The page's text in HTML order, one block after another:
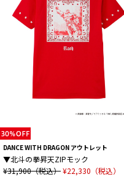
DANCE WITH DRAGON アウトレット
▼北斗の拳昇天ZIPモック
¥31,900（税込）¥22,330（税込）